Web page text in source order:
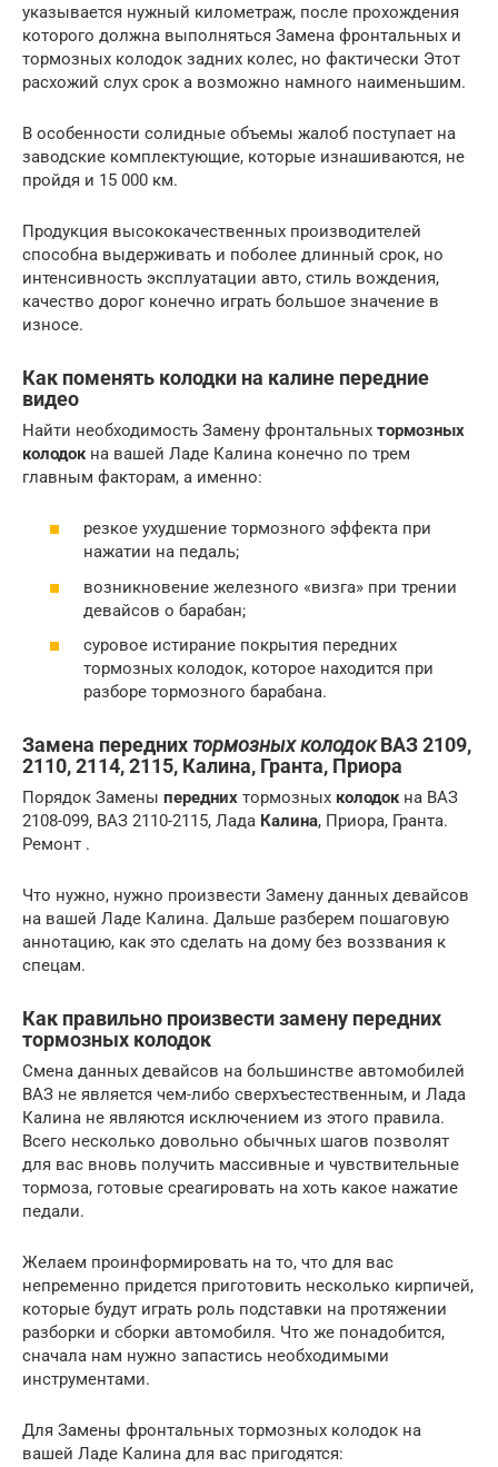
указывается нужный километраж, после прохождения
которого должна выполняться Замена фронтальных и
тормозных колодок задних колес, но фактически Этот
расхожий слух срок а возможно намного наименьшим.
В особенности солидные объемы жалоб поступает на
заводские комплектующие, которые изнашиваются, не
пройдя и 15 000 км.
Продукция высококачественных производителей
способна выдерживать и поболее длинный срок, но
интенсивность эксплуатации авто, стиль вождения,
качество дорог конечно играть большое значение в
износе.
Как поменять колодки на калине передние
видео
Найти необходимость Замену фронтальных тормозных
колодокна вашей Ладе Калина конечно по трем
главным факторам, а именно:
резкое ухудшение тормозного эффекта при
нажатии на педаль;
возникновение железного «визга» при трении
девайсов о барабан;
суровое истирание покрытия передних
тормозных колодок, которое находится при
разборе тормозного барабана.
Замена передних тормозных колодокВАЗ 2109,
2110, 2114, 2115, Калина, Гранта, Приора
Порядок Замены передних тормозных колодокна ВАЗ
2108-099, ВАЗ 2110-2115, Лада Калина, Приора, Гранта.
Ремонт .
Что нужно, нужно произвести Замену данных девайсов
на вашей Ладе Калина. Дальше разберем пошаговую
аннотацию, как это сделать на дому без воззвания к
спецам.
Как правильно произвести замену передних
тормозных колодок
Смена данных девайсов на большинстве автомобилей
ВАЗ не является чем-либо сверхъестественным, и Лада
Калина не являются исключением из этого правила.
Всего несколько довольно обычных шагов позволят
для вас вновь получить массивные и чувствительные
тормоза, готовые среагировать на хоть какое нажатие
педали.
Желаем проинформировать на то, что для вас
непременно придется приготовить несколько кирпичей,
которые будут играть роль подставки на протяжении
разборки и сборки автомобиля. Что же понадобится,
сначала нам нужно запастись необходимыми
инструментами.
Для Замены фронтальных тормозных колодок на
вашей Ладе Калина для вас пригодятся: